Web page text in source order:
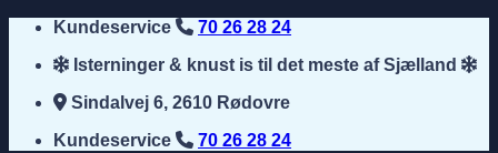
Fortsæt
indhold
Kundeservice
70 26 28 24
Isterninger & knust is til det meste af Sjælland
Sindalvej 6, 2610 Rødovre
Kundeservice
70 26 28 24